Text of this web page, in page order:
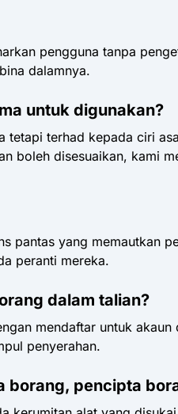
pengguna tanpa
dalamnya.
untuk digunakan?
tetapi terhad kepada ciri
boleh disesuaikan, kami
pantas yang memautkan
peranti mereka.
dalam talian?
mendaftar untuk
penyerahan.
pencipta